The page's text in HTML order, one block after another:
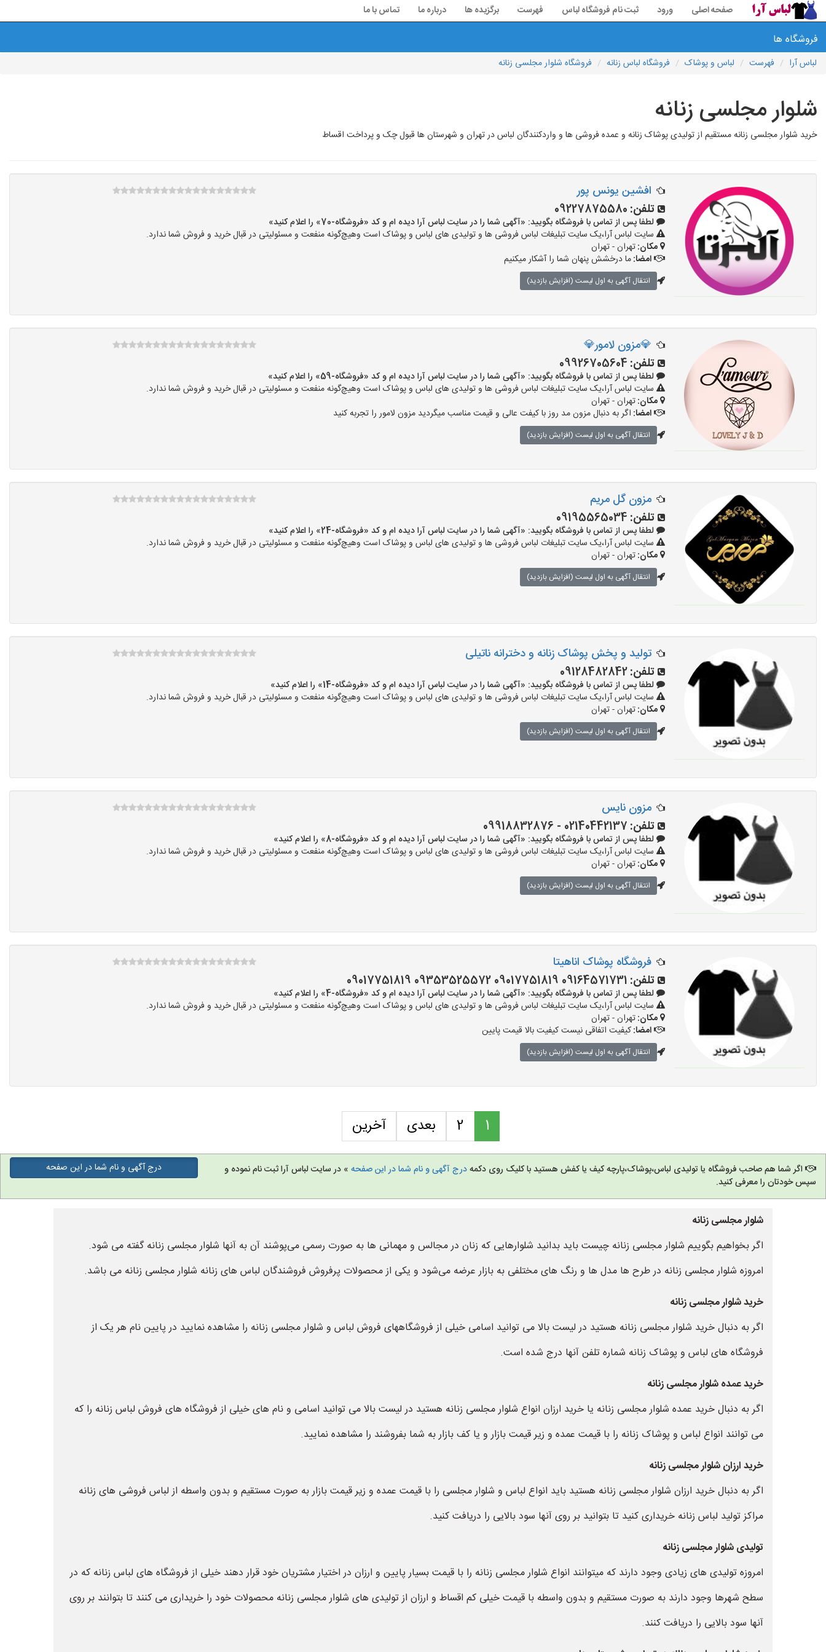
صفحه اصلی ورود ثبت نام فروشگاه لباس فهرست برگزیده ها درباره ما تماس با ما
فروشگاه ها
لباس آرا فهرست لباس و پوشاک فروشگاه لباس زنانه فروشگاه شلوار مجلسی زنانه
شلوار مجلسی زنانه
خرید شلوار مجلسی زنانه مستقیم از تولیدی پوشاک زنانه و عمده فروشی ها و واردکنندگان لباس در تهران و شهرستان ها قبول چک و پرداخت اقساط
افشین یونس پور
تلفن: 09227875580
لطفا پس از تماس با فروشگاه بگویید: «آگهی شما را در سایت لباس آرا دیده ام و کد «فروشگاه-70» را اعلام کنید»
سایت لباس آرا،یک سایت تبلیغات لباس فروشی ها و تولیدی های لباس و پوشاک است وهیچ‌گونه منفعت و مسئولیتی در قبال خرید و فروش شما ندارد.
مکان:تهران - تهران
امضا:ما درخشش پنهان شما را آشکار میکنیم
انتقال آگهی به اول لیست (افزایش بازدید)
💎مزون لامور💎
تلفن: 09926705604
لطفا پس از تماس با فروشگاه بگویید: «آگهی شما را در سایت لباس آرا دیده ام و کد «فروشگاه-59» را اعلام کنید»
سایت لباس آرا،یک سایت تبلیغات لباس فروشی ها و تولیدی های لباس و پوشاک است وهیچ‌گونه منفعت و مسئولیتی در قبال خرید و فروش شما ندارد.
مکان:تهران - تهران
امضا: اگر به دنبال مزون مد روز با کیفت عالی و قیمت مناسب میگردید مزون لامور را تجربه کنید
انتقال آگهی به اول لیست (افزایش بازدید)
مزون گل مریم
تلفن: 09195565034
لطفا پس از تماس با فروشگاه بگویید: «آگهی شما را در سایت لباس آرا دیده ام و کد «فروشگاه-24» را اعلام کنید»
سایت لباس آرا،یک سایت تبلیغات لباس فروشی ها و تولیدی های لباس و پوشاک است وهیچ‌گونه منفعت و مسئولیتی در قبال خرید و فروش شما ندارد.
مکان:تهران - تهران
انتقال آگهی به اول لیست (افزایش بازدید)
تولید و پخش پوشاک زنانه و دخترانه ناتیلی
تلفن:09128482842
لطفا پس از تماس با فروشگاه بگویید: «آگهی شما را در سایت لباس آرا دیده ام و کد «فروشگاه-14» را اعلام کنید»
سایت لباس آرا،یک سایت تبلیغات لباس فروشی ها و تولیدی های لباس و پوشاک است وهیچ‌گونه منفعت و مسئولیتی در قبال خرید و فروش شما ندارد.
مکان:تهران - تهران
انتقال آگهی به اول لیست (افزایش بازدید)
مزون نایس
تلفن: 02140442137 - 09918832876
لطفا پس از تماس با فروشگاه بگویید: «آگهی شما را در سایت لباس آرا دیده ام و کد «فروشگاه-8» را اعلام کنید»
سایت لباس آرا،یک سایت تبلیغات لباس فروشی ها و تولیدی های لباس و پوشاک است وهیچ‌گونه منفعت و مسئولیتی در قبال خرید و فروش شما ندارد.
مکان:تهران - تهران
انتقال آگهی به اول لیست (افزایش بازدید)
فروشگاه پوشاک اناهیتا
تلفن: 09164571731 09017751819 09353525572 09017751819
لطفا پس از تماس با فروشگاه بگویید: «آگهی شما را در سایت لباس آرا دیده ام و کد «فروشگاه-4» را اعلام کنید»
سایت لباس آرا،یک سایت تبلیغات لباس فروشی ها و تولیدی های لباس و پوشاک است وهیچ‌گونه منفعت و مسئولیتی در قبال خرید و فروش شما ندارد.
مکان:تهران - تهران
امضا:کیفیت اتفاقی نیست کیفیت بالا قیمت پایین
انتقال آگهی به اول لیست (افزایش بازدید)
1
2 بعدی آخرین
اگر شما هم صاحب فروشگاه یا تولیدی لباس،پوشاک،پارچه کیف یا کفش هستید با کلیک روی دکمهدرج آگهی و نام شما در این صفحه » در سایت لباس آرا ثبت نام نموده و
سپس خودتان را معرفی کنید.
درج آگهی و نام شما در این صفحه
شلوار مجلسی زنانه
اگر بخواهیم بگوییم شلوار مجلسی زنانه چیست باید بدانید شلوارهایی که زنان در مجالس و مهمانی ها به صورت رسمی می‌پوشند آن به آنها شلوار مجلسی زنانه گفته می شود.
امروزه شلوار مجلسی زنانه در طرح ها مدل ها و رنگ های مختلفی به بازار عرضه می‌شود و یکی از محصولات پرفروش فروشندگان لباس های زنانه شلوار مجلسی زنانه می باشد.
خرید شلوار مجلسی زنانه
اگر به دنبال خرید شلوار مجلسی زنانه هستید در لیست بالا می توانید اسامی خیلی از فروشگاههای فروش لباس و شلوار مجلسی زنانه را مشاهده نمایید در پایین نام هر یک از
فروشگاه های لباس و پوشاک زنانه شماره تلفن آنها درج شده است.
خرید عمده شلوار مجلسی زنانه
اگر به دنبال خرید عمده شلوار مجلسی زنانه یا خرید ارزان انواع شلوار مجلسی زنانه هستید در لیست بالا می توانید اسامی و نام های خیلی از فروشگاه های فروش لباس زنانه را که
می توانند انواع لباس و پوشاک زنانه را با قیمت عمده و زیر قیمت بازار و یا کف بازار به شما بفروشند را مشاهده نمایید.
خرید ارزان شلوار مجلسی زنانه
اگر به دنبال خرید ارزان شلوار مجلسی زنانه هستید باید انواع لباس و شلوار مجلسی را با قیمت عمده و زیر قیمت بازار به صورت مستقیم و بدون واسطه از لباس فروشی های زنانه
مراکز تولید لباس زنانه خریداری کنید تا بتوانید بر روی آنها سود بالایی را دریافت کنید.
تولیدی شلوار مجلسی زنانه
امروزه تولیدی های زیادی وجود دارند که میتوانند انواع شلوار مجلسی زنانه را با قیمت بسیار پایین و ارزان در اختیار مشتریان خود قرار دهند خیلی از فروشگاه های لباس زنانه که در
سطح شهرها وجود دارند به صورت مستقیم و بدون واسطه با قیمت خیلی کم اقساط و ارزان از تولیدی های شلوار مجلسی زنانه محصولات خود را خریداری می کنند تا بتوانند بر روی
آنها سود بالایی را دریافت کنند.